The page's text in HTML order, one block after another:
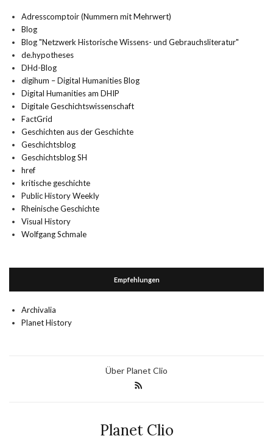
Adresscomptoir (Nummern mit Mehrwert)
Blog
Blog "Netzwerk Historische Wissens- und Gebrauchsliteratur"
de.hypotheses
DHd-Blog
digihum – Digital Humanities Blog
Digital Humanities am DHIP
Digitale Geschichtswissenschaft
FactGrid
Geschichten aus der Geschichte
Geschichtsblog
Geschichtsblog SH
href
kritische geschichte
Public History Weekly
Rheinische Geschichte
Visual History
Wolfgang Schmale
Empfehlungen
Archivalia
Planet History
Über Planet Clio
Planet Clio